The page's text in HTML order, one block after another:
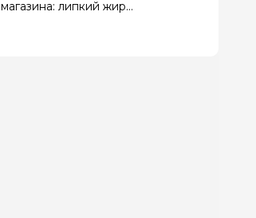
магазина: липкий жир